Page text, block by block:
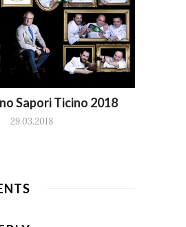
Sapori Ticino 2018
29.03.2018